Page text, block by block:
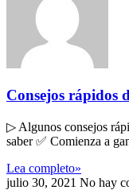
Consejos rápidos
▷ Algunos consejos
saber ✅ Comienza a
Lea completo»
julio 30, 2021 No hay